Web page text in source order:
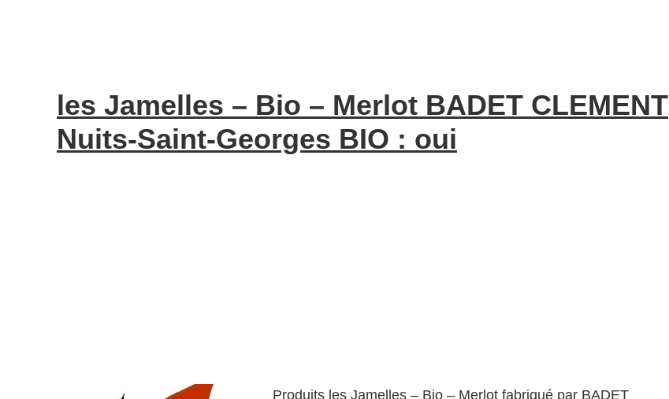
les Jamelles – Bio – Merlot BADET CLEMENT
Nuits-Saint-Georges BIO : oui
Produits les Jamelles – Bio – Merlot fabriqué par BADET